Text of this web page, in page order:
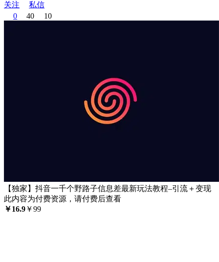
关注
私信
0
40 10
【独家】抖音一千个野路子信息差最新玩法教程–引流＋变现
此内容为付费资源，请付费后查看
￥16.9 ￥99